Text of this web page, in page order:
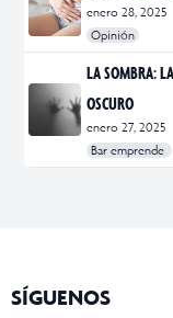
enero 28, 2025
Opinión
#bienestar
#Opinión
#Principal
#Salud
LA SOMBRA:
OSCURO
enero 27, 2025
Bar emprende
#Bar
#CDMX
#marketing
SÍGUENOS